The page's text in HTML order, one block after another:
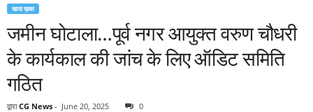
खास ख़बर
जमीन घोटाला…पूर्व नगर आयुक्त वरुण चौधरी
के कार्यकाल की जांच के लिए ऑडिट समिति
गठित
द्वारा CG News - June 20, 2025 0